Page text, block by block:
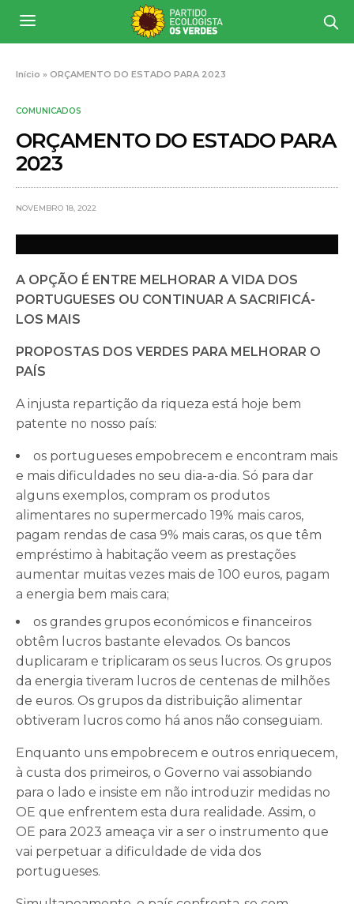
Início »ORÇAMENTO DO ESTADO PARA 2023
COMUNICADOS
ORÇAMENTO DO ESTADO PARA
2023
NOVEMBRO 18, 2022
A OPÇÃO É ENTRE MELHORAR A VIDA DOS
PORTUGUESES OU CONTINUAR A SACRIFICÁ-
LOS MAIS
PROPOSTAS DOS VERDES PARA MELHORAR O
PAÍS
A injusta repartição da riqueza está hoje bem
patente no nosso país:
os portugueses empobrecem e encontram mais
e mais dificuldades no seu dia-a-dia. Só para dar
alguns exemplos, compram os produtos
alimentares no supermercado 19% mais caros,
pagam rendas de casa 9% mais caras, os que têm
empréstimo à habitação veem as prestações
aumentar muitas vezes mais de 100 euros, pagam
a energia bem mais cara;
os grandes grupos económicos e financeiros
obtêm lucros bastante elevados. Os bancos
duplicaram e triplicaram os seus lucros. Os grupos
da energia tiveram lucros de centenas de milhões
de euros. Os grupos da distribuição alimentar
obtiveram lucros como há anos não conseguiam.
Enquanto uns empobrecem e outros enriquecem,
à custa dos primeiros, o Governo vai assobiando
para o lado e insiste em não introduzir medidas no
OE que enfrentem esta dura realidade. Assim, o
OE para 2023 ameaça vir a ser o instrumento que
vai perpetuar a dificuldade de vida dos
portugueses.